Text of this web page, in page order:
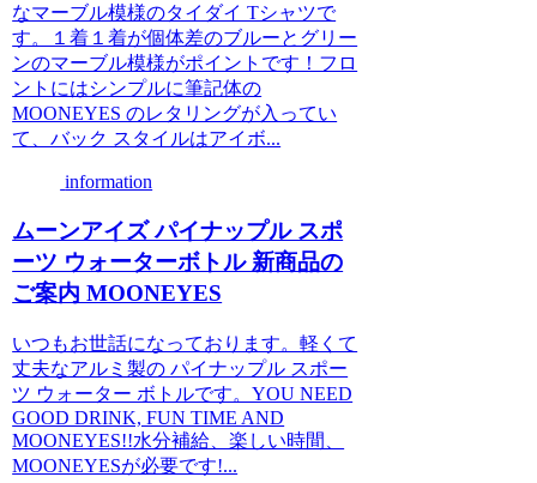
なマーブル模様のタイダイ Tシャツで
す。１着１着が個体差のブルーとグリー
ンのマーブル模様がポイントです！フロ
ントにはシンプルに筆記体の
MOONEYES のレタリングが入ってい
て、バック スタイルはアイボ...
information
ムーンアイズ パイナップル スポ
ーツ ウォーターボトル 新商品の
ご案内 MOONEYES
いつもお世話になっております。軽くて
丈夫なアルミ製の パイナップル スポー
ツ ウォーター ボトルです。YOU NEED
GOOD DRINK, FUN TIME AND
MOONEYES!!水分補給、楽しい時間、
MOONEYESが必要です!...